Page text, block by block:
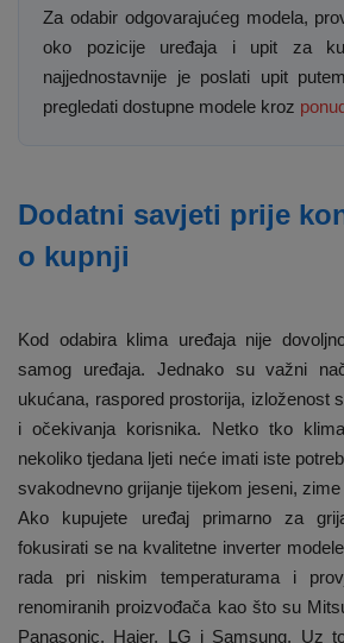
Za odabir odgovarajućeg modela,
oko pozicije uređaja i upit za
najjednostavnije je poslati upit
pregledati dostupne modele kroz
Dodatni savjeti prije
o kupnji
Kod odabira klima uređaja nije
samog uređaja. Jednako su važni
ukućana, raspored prostorija, izloženost
i očekivanja korisnika. Netko tko
nekoliko tjedana ljeti neće imati iste
svakodnevno grijanje tijekom jeseni, zime
Ako kupujete uređaj primarno za
fokusirati se na kvalitetne inverter
rada pri niskim temperaturama i
renomiranih proizvođača kao što su
Panasonic, Haier, LG i Samsung. Uz